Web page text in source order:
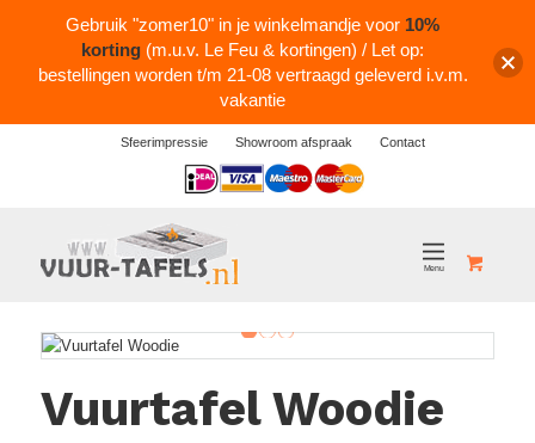
Sfeerimpressie Showroom afspraak Contact
Logos
Vuurtafel Woodie
Gebruik "zomer10" in je winkelmandje voor 10%
korting (m.u.v. Le Feu & kortingen) / Let op:
bestellingen worden t/m 21-08 vertraagd geleverd i.v.m.
vakantie